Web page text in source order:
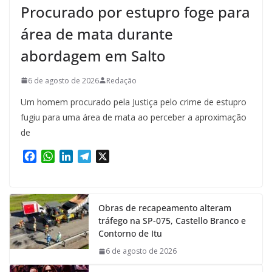
Procurado por estupro foge para
área de mata durante
abordagem em Salto
6 de agosto de 2026 Redação
Um homem procurado pela Justiça pelo crime de estupro
fugiu para uma área de mata ao perceber a aproximação
de
e
b
o
o
k
W
t
s
A
p
p
k
e
d
I
n
m
Obras de recapeamento alteram
tráfego na SP-075, Castello Branco e
Contorno de Itu
6 de agosto de 2026